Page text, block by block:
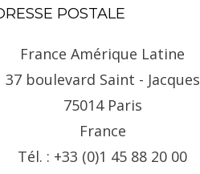
POSTALE
France Amérique Latine
37 boulevard Saint - Jacques
75014 Paris
France
Tél. : +33 (0)1 45 88 20 00